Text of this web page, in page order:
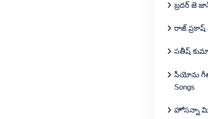
బ్రదర్ జె
రాజ్ ప్రకాష్
సతీష్
సీయోను
Songs
హోసన్నా